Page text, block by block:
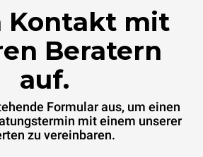
Kontakt mit
Beratern
auf.
Formular aus, um einen
mit einem unserer
zu vereinbaren.